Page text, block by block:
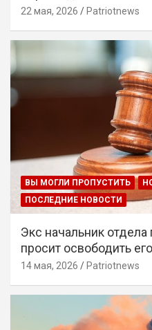
22 мая, 2026 Patriotnews
ВЫ МОГЛИ ПРОПУСТИТЬ
ПОСЛЕДНИЕ НОВОСТИ
Экс начальник
просит освободить его
14 мая, 2026 Patriotnews